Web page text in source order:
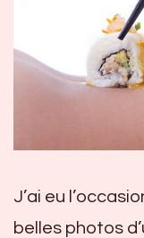
J’ai eu
belles photos